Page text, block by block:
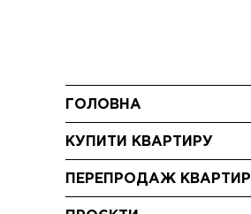
ГОЛОВНА
Акції
Відео
КУПИТИ КВАРТИРУ
ПЕРЕПРОДАЖ КВАРТИР